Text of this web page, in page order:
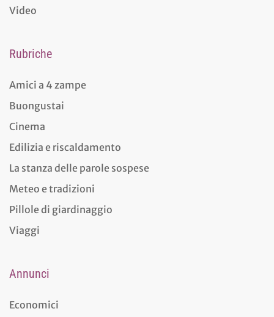
Video
Rubriche
Amici a 4 zampe
Buongustai
Cinema
Edilizia e riscaldamento
La stanza delle parole sospese
Meteo e tradizioni
Pillole di giardinaggio
Viaggi
Annunci
Economici